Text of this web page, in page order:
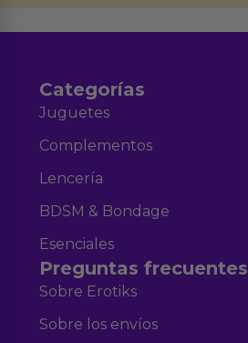
Categorías
Juguetes
Complementos
Lencería
BDSM & Bondage
Esenciales
Preguntas frecuentes
Sobre Erotiks
Sobre los envíos